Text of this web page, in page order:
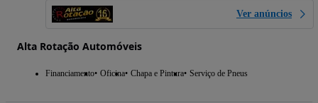
Ver anúncios
Alta Rotação Automóveis
Financiamento Oficina Chapa e Pintura Serviço de Pneus